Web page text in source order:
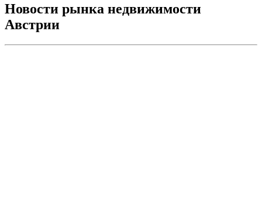
Новости рынка недвижимости
Австрии